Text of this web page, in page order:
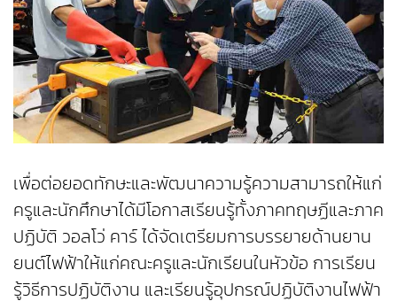
เพื่อต่อยอดทักษะและพัฒนาความรู้ความสามารถให้แก่
ครูและนักศึกษาได้มีโอกาสเรียนรู้ทั้งภาคทฤษฏีและภาค
ปฏิบัติ วอลโว่ คาร์ ได้จัดเตรียมการบรรยายด้านยาน
ยนต์ไฟฟ้าให้แก่คณะครูและนักเรียนในหัวข้อ การเรียน
รู้วิธีการปฏิบัติงาน และเรียนรู้อุปกรณ์ปฏิบัติงานไฟฟ้า